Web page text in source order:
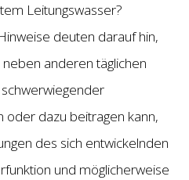
Leitungswasser?
deuten darauf hin,
anderen täglichen
oder dazu beitragen kann,
des sich entwickelnden
und möglicherweise